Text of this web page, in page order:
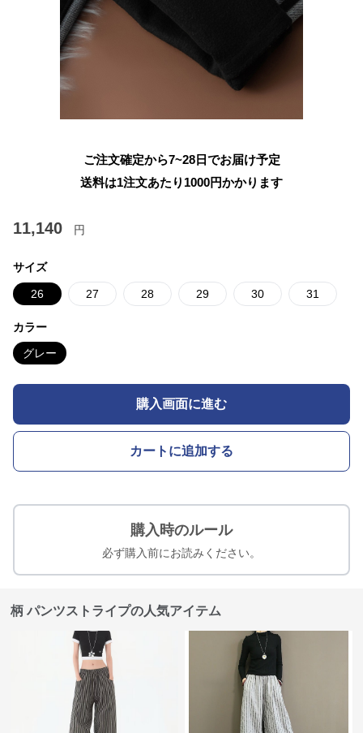
ご注文確定から7~28日でお届け予定
送料は1注文あたり 1000円かかります
11,140 円
サイズ
26 27 28 29 30 31
カラー
グレー
購入画面に進む
カートに追加する
購入時のルール
必ず購入前にお読みください。
柄 パンツストライプの人気アイテム